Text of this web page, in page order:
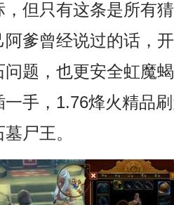
，但只有这条是所有
阿爹曾经说过的话，
问题，也更安全虹魔
手，1.76烽火精品
尸王。